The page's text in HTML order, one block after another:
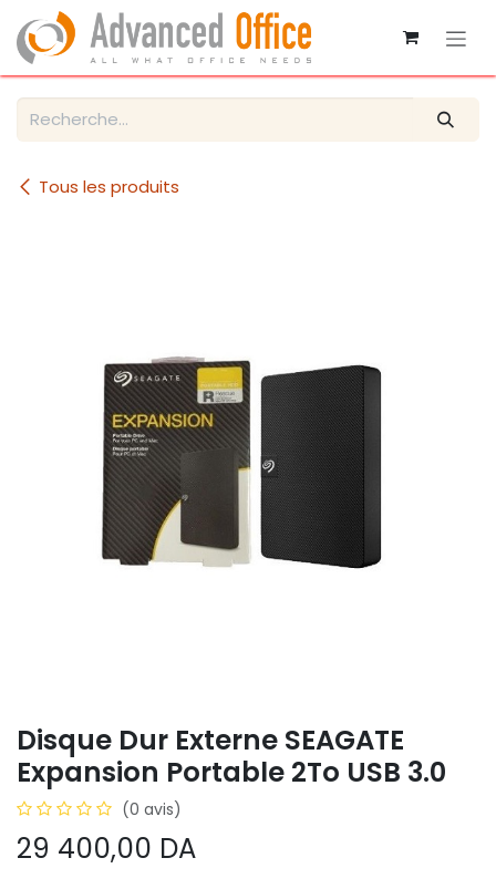
Se rendre au contenu
Tous les produits
Disque Dur Externe SEAGATE
Expansion Portable 2To USB 3.0
(0 avis)
29 400,00 DA